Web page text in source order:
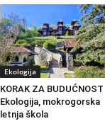
Ekologija
KORAK ZA BUDUĆNOST
Ekologija, mokrogorska
letnja škola